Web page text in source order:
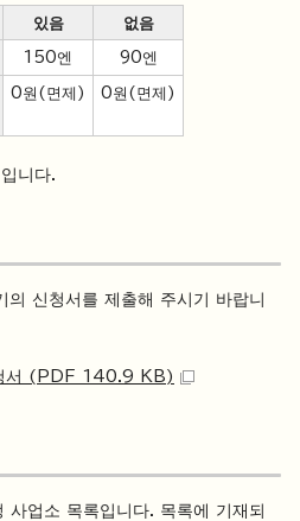
있음 없음
150엔 90엔
0원(면제) 0원(면제)
니다.
의 신청서를 제출해 주시기 바랍니
서 (PDF 140.9 KB)
사업소 목록입니다. 목록에 기재되